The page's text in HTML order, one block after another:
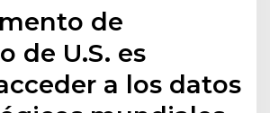
de
de U.S. es
a los datos